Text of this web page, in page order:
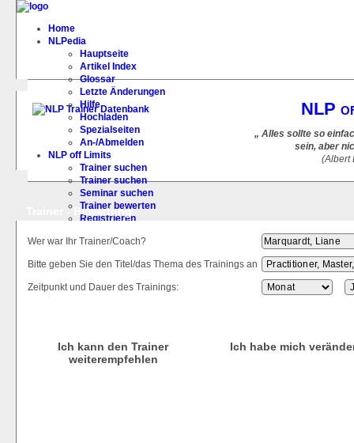
Home
NLPedia
Hauptseite
Artikel Index
Glossar
Letzte Änderungen
Hilfe
Hochladen
Spezialseiten
An-/Abmelden
NLP off Limits
Trainer suchen
Trainer suchen
Seminar suchen
Trainer bewerten
Registrieren
NLP
„ Alles sollte so
sein, aber
(Albert
Trainer - Bewertung
Wer war Ihr Trainer/Coach?
Bitte geben Sie den Titel/das Thema des Trainings an
Zeitpunkt und Dauer des Trainings:
Ich kann den Trainer
weiterempfehlen
Ich habe mich